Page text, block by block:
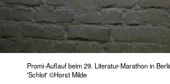
Promi-Auflauf beim 29. Literatur-Marathon in
'Schlot' ©Horst Milde